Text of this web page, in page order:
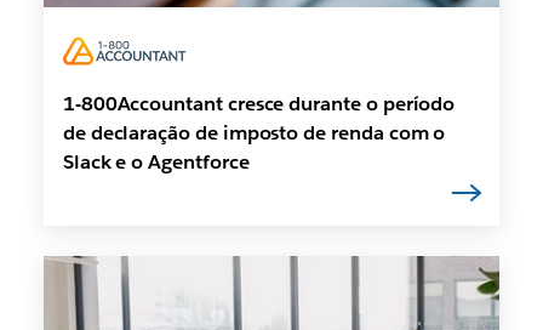
1-800Accountant cresce durante o período
de declaração de imposto de renda com o
Slack e o Agentforce